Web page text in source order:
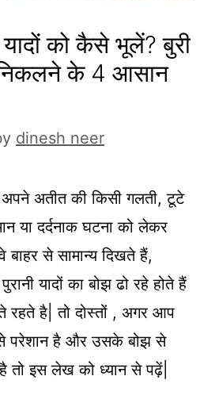
को कैसे भूलें? बुरी
निकलने के 4 आसान
dinesh neer
अपने अतीत की किसी गलती, टूटे
या दर्दनाक घटना को लेकर
से सामान्य दिखते हैं,
यादों का बोझ ढो रहे होते हैं
है| तो दोस्तों , अगर आप
से परेशान है और उसके बोझ से
है तो इस लेख को ध्यान से पढ़ें|